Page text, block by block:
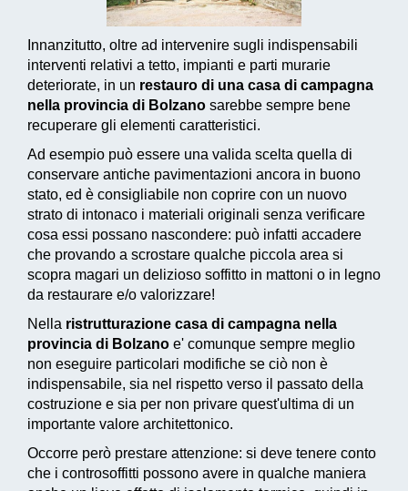
Innanzitutto, oltre ad intervenire sugli indispensabili
interventi relativi a tetto, impianti e parti murarie
deteriorate, in un restauro di una casa di campagna
nella provincia di Bolzano sarebbe sempre bene
recuperare gli elementi caratteristici.
Ad esempio può essere una valida scelta quella di
conservare antiche pavimentazioni ancora in buono
stato, ed è consigliabile non coprire con un nuovo
strato di intonaco i materiali originali senza verificare
cosa essi possano nascondere: può infatti accadere
che provando a scrostare qualche piccola area si
scopra magari un delizioso soffitto in mattoni o in legno
da restaurare e/o valorizzare!
Nella ristrutturazione casa di campagna nella
provincia di Bolzano e' comunque sempre meglio
non eseguire particolari modifiche se ciò non è
indispensabile, sia nel rispetto verso il passato della
costruzione e sia per non privare quest'ultima di un
importante valore architettonico.
Occorre però prestare attenzione: si deve tenere conto
che i controsoffitti possono avere in qualche maniera